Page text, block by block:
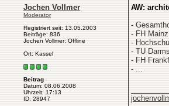
Jochen Vollmer
Moderator
Registriert seit: 13.05.2003
Beiträge: 836
Jochen Vollmer: Offline
Ort: Kassel
Beitrag
Datum: 08.06.2008
Uhrzeit: 17:13
ID: 28947
AW:
-
- FH Mainz
-
- TU
- FH
- ...